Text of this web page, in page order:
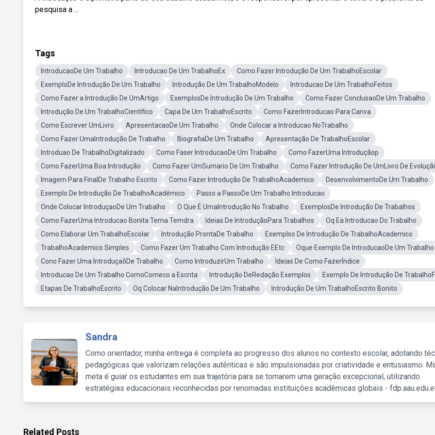
pesquisa a ...
Tags
IntroducaoDe Um Trabalho Introducao De Um TrabalhoEx
Como Fazer Introdução De Um TrabalhoEscolar
ExemploDe Introdução De Um Trabalho
Introdução De Um TrabalhoModelo
Introducao De Um TrabalhoFeitos
Como Fazer a Introdução De UmArtigo
ExemplosDe Introdução De Um Trabalho
Como Fazer ConclusaoDe Um Trabalho
Introdução De Um TrabalhoCientífico
Capa De Um TrabalhoEscrito
Como FazerIntroducao Para Canva
Como Escrever UmLivro
ApresentacaoDe Um Trabalho
Onde Colocar a Introducao NoTrabalho
Como Fazer UmaIntrodução De Trabalho
BiografiaDe Um Trabalho
Apresentação De TrabalhoEscolar
Introduao De TrabalhoDigitalizado
Como Faser IntroducaoDe Um Trabalho
Como FazerUma Introduçãop
Como FazerUma Boa Introdução
Como Fazer UmSumario De Um Trabalho
Como Fazer Introdução De UmLivro De
Imagem Para FinalDe Trabalho Escrito
Como Fazer Introdução De TrabalhoAcademico
DesenvolvimentoDe Um Trabalho
Exemplo De Introdução De TrabalhoAcadêmico
Passo a PassoDe Um Trabalho Introducao
Onde Colocar IntroduçaoDe Um Trabalho
O Que É UmaIntrodução No Trabalho
ExemplosDe Introdução De Trabalhos
Como FazerUma Introducao Bonita Tema Temdra
Ideias De IntroduçãoPara Trabalhos
Oq Ea Introducao Do Trabalho
Como Elaborar Um TrabalhoEscolar
Introdução ProntaDe Trabalho
Exemplso De Introdução De TrabalhoAcademico
TrabalhoAcademico Simples
Como Fazer Um Trabalho Com Introdução EEtc
Oque Exemplo De IntroducaoDe Um Trabalho
Cono Fazer Uma IntroduçaõDe Trabalho
Como IntroduzirUm Trabalho
Ideias De Como FazerÍndice
Introducao De Um Trabalho ComoComeco a Escrita
Introdução DeRedação Exemplos
Exemplo De Introdução De
Etapas De TrabalhoEscrito
Oq Colocar NaIntrodução De Um Trabalho Introdução De Um TrabalhoEscrito Bonito
Sandra
Como orientador, minha entrega é completa ao progresso dos alunos no contexto escolar, adotando
pedagógicas que valorizam relações autênticas e são impulsionadas por criatividade e entusiasmo.
meta é guiar os estudantes em sua trajetória para se tornarem uma geração excepcional, utilizando
estratégias educacionais reconhecidas por renomadas instituições acadêmicas globais -
Related Posts